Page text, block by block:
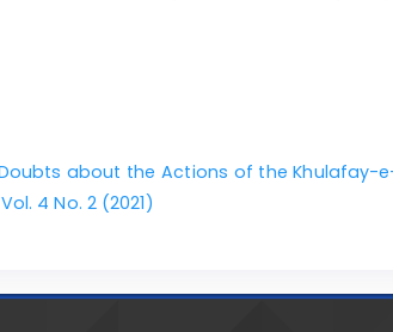
about the Actions of the Khulafay-
4 No. 2 (2021)